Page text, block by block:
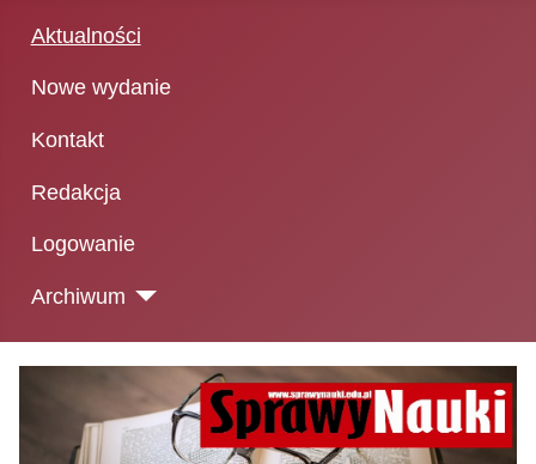
Aktualności
Nowe wydanie
Kontakt
Redakcja
Logowanie
Archiwum